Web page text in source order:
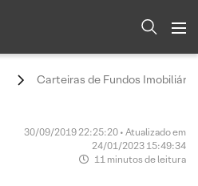
Carteiras de Fundos
30/09/2019 22:25:20 • Atualizado em
24/01/2023 15:49:34
11 minutos de leitura